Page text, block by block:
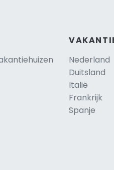
Nederland
Duitsland
Italië
Frankrijk
Spanje